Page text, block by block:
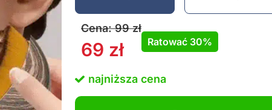
Cena:99zł
69 zł Ratować 30%
najniższa cena